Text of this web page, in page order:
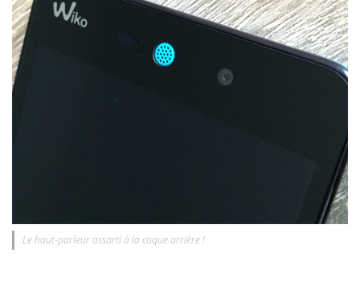
Le haut-parleur assorti à la coque arrière !